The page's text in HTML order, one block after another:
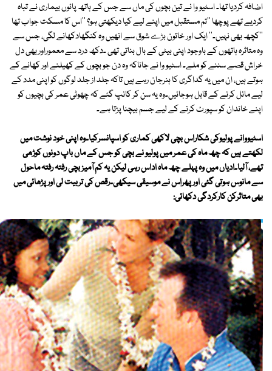
اضافہ کردیا تھا۔ اسٹیو وا نے تین بچوں کی ماں سے جس کے ہاتھ پائوں بیماری نے تباہ
کردیے تھے پوچھا ''تم مستقبل میں اپنے لیے کیا دیکھتی ہو؟ ''اس کا مسکت جواب تھا
''کچھ بھی نہیں۔'' ایک اور خاتون بڑے شوق سے انھیں وہ کنگھادکھانے لگی، جس سے
وہ متاثرہ ہاتھوں کے باوجود اپنی بیٹی کے بال بناتی تھی ۔دکھ درد سے معموراور بھی دل
خراش قصے سننے کو ملے۔ اسٹیو وا نے جاناکہ وہ دن جو بچوں کے کھیلنے اور کھانے کے
ہوتے ہیں، ان میں یہ گداگری کا ہنرجان رہے ہیں تاکہ جلد از جلد لوگوں کو اپنی مدد کے
لیے مائل کرنے کے قابل ہوجائیں۔وہ یہ سن کر کانپ گئے کہ چھوٹی عمر کی بچیوں کو
اپنے خاندان کو سپورٹ کرنے کے لیے جسم بیچنا پڑتا ہے۔
اسٹیووانے پولیوکی شکاراس بچی لاکھی کماری کو اسپانسرکیا۔وہ اپنی خود نوشت میں
لکھتے ہیں کہ چھ ماہ کی عمر میں پولیو نے بچی کو جس کے ماں باپ دونوں کوڑھی
تھے، آلیا۔ادیاں میں وہ پہلے چھ ماہ اداس رہی لیکن یہ کم آمیز بچی رفتہ رفتہ ماحول
سے مانوس ہوتی گئی اور پھراس نے موسیقی سیکھی۔رقص کی تربیت لی اورپڑھائی میں
بھی متاثرکن کارکردگی دکھائی: